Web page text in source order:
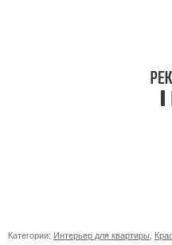
Категории: Интерьер для квартиры